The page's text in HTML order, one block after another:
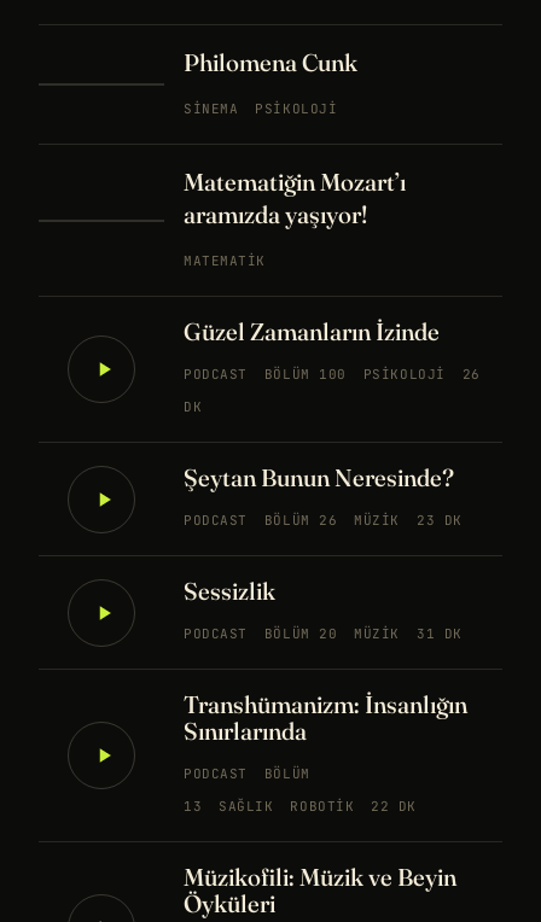
Philomena Cunk
SINEMA PSIKOLOJI
Matematiğin Mozart’ı
aramızda yaşıyor!
MATEMATIK
Güzel Zamanların İzinde
PODCAST BÖLÜM 100 PSIKOLOJI
26
DK
Şeytan Bunun Neresinde?
PODCAST BÖLÜM 26 MÜZIK 23 DK
Sessizlik
PODCAST BÖLÜM 20 MÜZIK 31 DK
Transhümanizm: İnsanlığın
Sınırlarında
PODCAST
BÖLÜM
13
SAĞLIK ROBOTIK 22 DK
Müzikofili: Müzik ve Beyin
Öyküleri